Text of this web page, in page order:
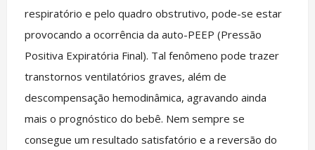
respiratório e pelo quadro obstrutivo, pode-se estar
provocando a ocorrência da auto-PEEP (Pressão
Positiva Expiratória Final). Tal fenômeno pode trazer
transtornos ventilatórios graves, além de
descompensação hemodinâmica, agravando ainda
mais o prognóstico do bebê. Nem sempre se
consegue um resultado satisfatório e a reversão do